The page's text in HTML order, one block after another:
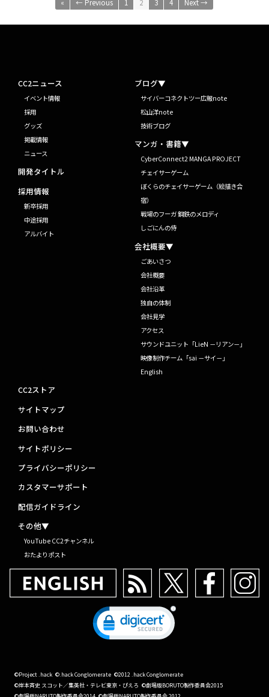
CC2ニュース
イベント情報
採用
グッズ
掲載情報
ニュース
開発タイトル
採用情報
新卒採用
中途採用
アルバイト
ブログ▼
サイバーコネクトツー広報note
松山洋note
技術ブログ
マンガ・書籍▼
CyberConnect2 MANGA PROJECT
チェイサーゲーム
ぼくらのチェイサーゲーム（絵描き合
宿）
戦場のフーガ 鋼鉄のメロディ
しごにんの侍
会社概要▼
ごあいさつ
会社概要
会社沿革
独自の体制
会社見学
アクセス
サウンドユニット「LieN －リアン－」
映像制作チーム「sai －サイ－」
English
CC2ストア
サイトマップ
お問い合わせ
サイトポリシー
プライバシーポリシー
カスタマーサポート
配信ガイドライン
その他▼
YouTube CC2チャンネル
おたよりポスト
©Project .hack ©.hack Conglomerate ©2012 .hack Conglomerate
©岸本斉史 スコット／集英社・テレビ東京・ぴえろ ©劇場版BORUTO製作委員会2015